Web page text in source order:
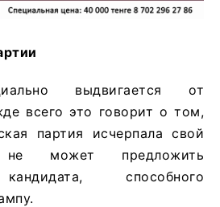
выдвигается от
всего это говорит о том,
партия исчерпала свой
может предложить
способного